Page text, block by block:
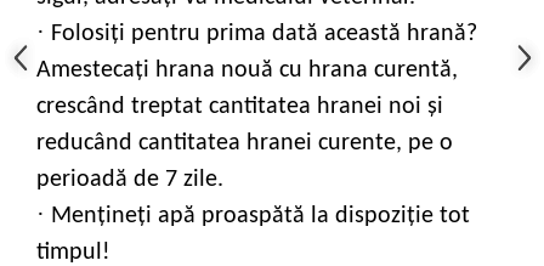
· Folosiți pentru prima dată această hrană?
Amestecați hrana nouă cu hrana curentă,
crescând treptat cantitatea hranei noi și
reducând cantitatea hranei curente, pe o
perioadă de 7 zile.
· Mențineți apă proaspătă la dispoziție tot
timpul!